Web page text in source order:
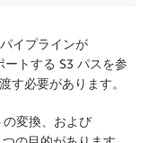
イプラインが
トする S3 パスを参
す必要があります。
変換、および